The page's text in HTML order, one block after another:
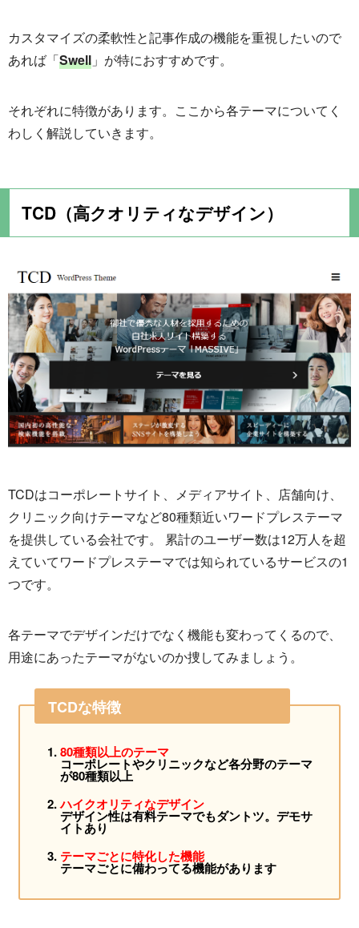
カスタマイズの柔軟性と記事作成の機能を重視したいので
あれば「Swell 」が特におすすめです。
それぞれに特徴があります。ここから各テーマについてく
わしく解説していきます。
TCD（高クオリティなデザイン）
TCDはコーポレートサイト、メディアサイト、店舗向け、
クリニック向けテーマなど80種類近いワードプレステーマ
を提供している会社です。 累計のユーザー数は12万人を超
えていてワードプレステーマでは知られているサービスの1
つです。
各テーマでデザインだけでなく機能も変わってくるので、
用途にあったテーマがないのか捜してみましょう。
TCDな特徴
80種類以上のテーマ
コーポレートやクリニックなど各分野のテーマ
が80種類以上
ハイクオリティなデザイン
デザイン性は有料テーマでもダントツ。デモサ
イトあり
テーマごとに特化した機能
テーマごとに備わってる機能があります